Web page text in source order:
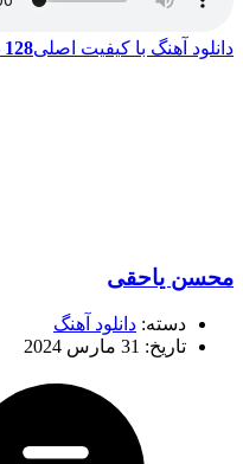
دانلود آهنگ با کیفیت اصلی128 - MP3
محسن یاحقی
دسته: دانلود آهنگ
تاریخ: 31 مارس 2024